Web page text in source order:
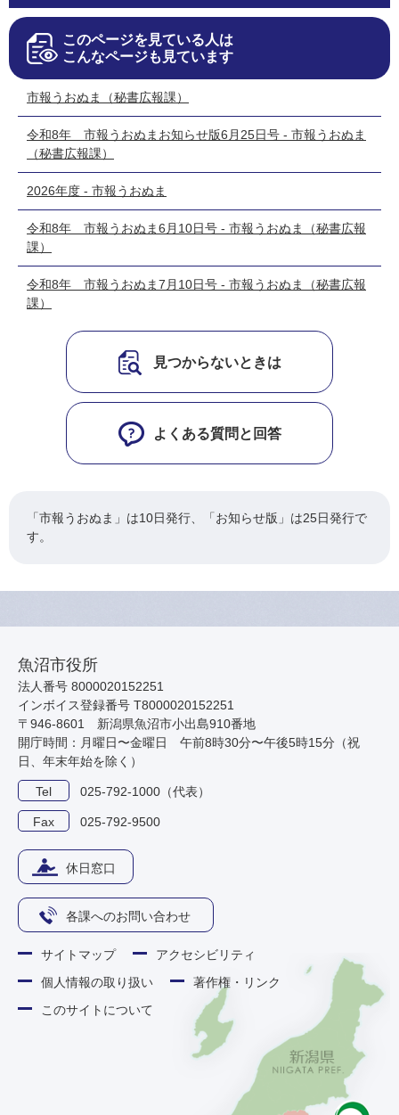
このページを見ている人は
こんなページも見ています
市報うおぬま（秘書広報課）
令和8年 市報うおぬまお知らせ版6月25日号 - 市報うおぬま
（秘書広報課）
2026年度 - 市報うおぬま
令和8年 市報うおぬま6月10日号 - 市報うおぬま（秘書広報
課）
令和8年 市報うおぬま7月10日号 - 市報うおぬま（秘書広報
課）
見つからないときは
よくある質問と回答
「市報うおぬま」は10日発行、「お知らせ版」は25日発行で
す。
魚沼市役所
法人番号 8000020152251
インボイス登録番号 T8000020152251
〒946-8601 新潟県魚沼市小出島910番地
開庁時間：月曜日〜金曜日 午前8時30分〜午後5時15分（祝
日、年末年始を除く）
Tel 025-792-1000（代表）
Fax 025-792-9500
休日窓口
各課へのお問い合わせ
サイトマップ
アクセシビリティ
個人情報の取り扱い
著作権・リンク
このサイトについて